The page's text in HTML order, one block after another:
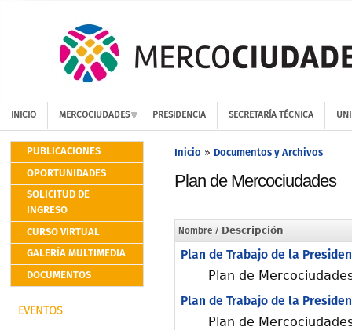
INICIO MERCOCIUDADES PRESIDENCIA SECRETARÍA TÉCNICA
PUBLICACIONES
OPORTUNIDADES
SOLICITUD DE
INGRESO
CURSO VIRTUAL
GALERÍA MULTIMEDIA
DOCUMENTOS
EVENTOS
Inicio » Documentos y Archivos
Plan de Mercociudades
Nombre / Descripción
Plan de Trabajo de la
Plan de
Plan de Trabajo de la
Plan de